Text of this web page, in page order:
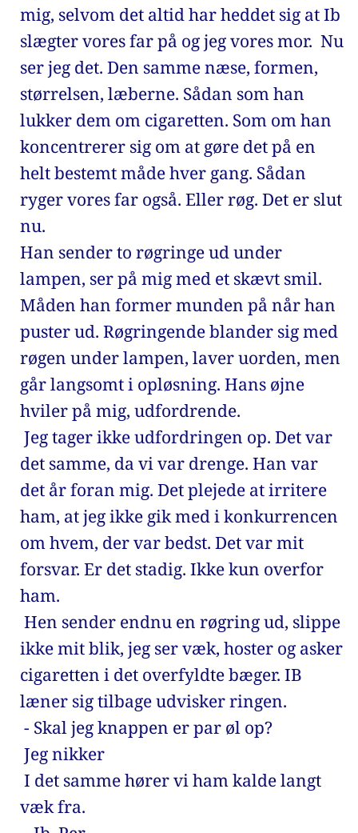
mig, selvom det altid har heddet sig at Ib
slægter vores far på og jeg vores mor.  Nu
ser jeg det. Den samme næse, formen,
størrelsen, læberne. Sådan som han
lukker dem om cigaretten. Som om han
koncentrerer sig om at gøre det på en
helt bestemt måde hver gang. Sådan
ryger vores far også. Eller røg. Det er slut
nu.
Han sender to røgringe ud under
lampen, ser på mig med et skævt smil.
Måden han former munden på når han
puster ud. Røgringende blander sig med
røgen under lampen, laver uorden, men
går langsomt i opløsning. Hans øjne
hviler på mig, udfordrende.
det samme, da vi var drenge. Han var
det år foran mig. Det plejede at irritere
ham, at jeg ikke gik med i konkurrencen
om hvem, der var bedst. Det var mit
forsvar. Er det stadig. Ikke kun overfor
ham.
ikke mit blik, jeg ser væk, hoster og asker
cigaretten i det overfyldte bæger. IB
læner sig tilbage udvisker ringen.
- Skal jeg knappen er par øl op?
Jeg nikker
væk fra.